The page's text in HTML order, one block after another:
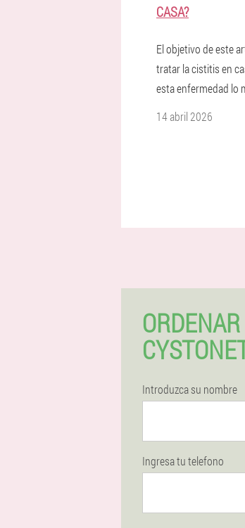
CASA?
El objetivo de este
tratar la cistitis en
esta enfermedad lo
14 abril 2026
Introduzca su nombre
Ingresa tu telefono